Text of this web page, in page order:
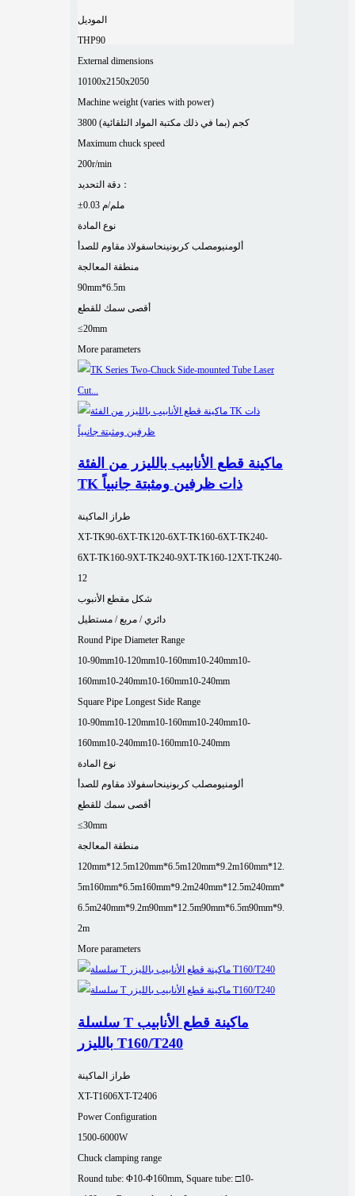
الموديل
THP90
External dimensions
10100x2150x2050
Machine weight (varies with power)
3800 كجم (بما في ذلك مكتبة المواد التلقائية)
Maximum chuck speed
200r/min
دقة التحديد：
±0.03 ملم/م
نوع المادة
ألومنيومصلب كربونينحاسفولاذ مقاوم للصدأ
منطقة المعالجة
90mm*6.5m
أقصى سمك للقطع
≤20mm
More parameters
ماكينة قطع الأنابيب بالليزر من الفئة
TK ذات ظرفين ومثبتة جانبياً
طراز الماكينة
XT-TK90-6XT-TK120-6XT-TK160-6XT-TK240-
6XT-TK160-9XT-TK240-9XT-TK160-12XT-TK240-
12
شكل مقطع الأنبوب
دائري / مربع / مستطيل
Round Pipe Diameter Range
10-90mm10-120mm10-160mm10-240mm10-
160mm10-240mm10-160mm10-240mm
Square Pipe Longest Side Range
10-90mm10-120mm10-160mm10-240mm10-
160mm10-240mm10-160mm10-240mm
نوع المادة
ألومنيومصلب كربونينحاسفولاذ مقاوم للصدأ
أقصى سمك للقطع
≤30mm
منطقة المعالجة
120mm*12.5m120mm*6.5m120mm*9.2m160mm*12.
5m160mm*6.5m160mm*9.2m240mm*12.5m240mm*
6.5m240mm*9.2m90mm*12.5m90mm*6.5m90mm*9.
2m
More parameters
سلسلة T ماكينة قطع الأنابيب
بالليزر T160/T240
طراز الماكينة
XT-T1606XT-T2406
Power Configuration
1500-6000W
Chuck clamping range
Round tube: Φ10-Φ160mm, Square tube: □10-